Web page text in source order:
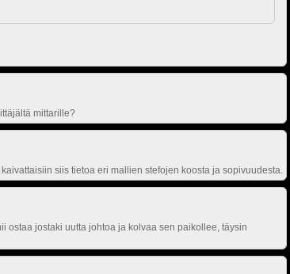
mittarille?
siis tietoa eri mallien stefojen koosta ja sopivuudesta.
ostaa jostaki uutta johtoa ja kolvaa sen paikollee, täysin